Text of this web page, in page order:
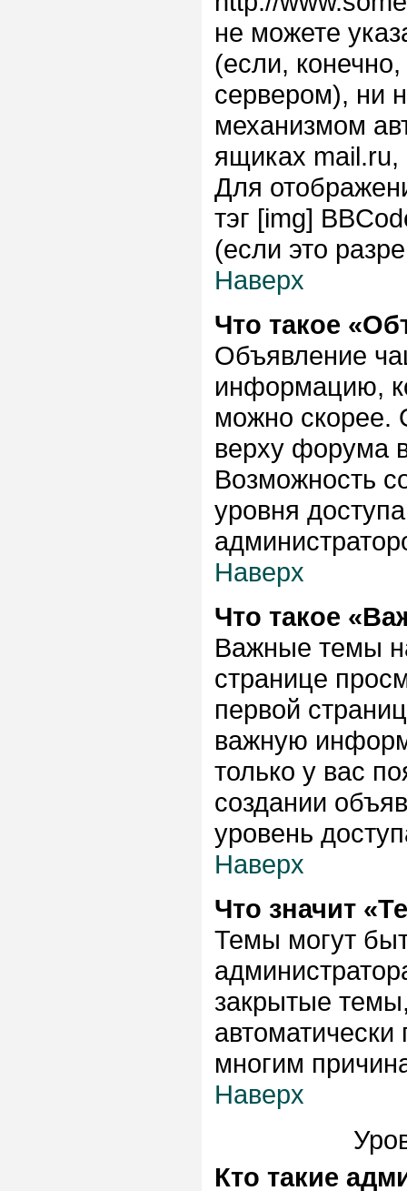
не можете
(если,
сервером), ни
механизмом
ящиках
Для
тэг [img]
(если это
Наверх
Что такое
Объявление
информацию,
можно скорее.
верху форума
Возможность
уровня
Наверх
Что такое
Важные темы
странице
первой
важную
только у вас
создании
уровень
Наверх
Что значит
Темы могут
закрытые
многим
Наверх
Кто такие